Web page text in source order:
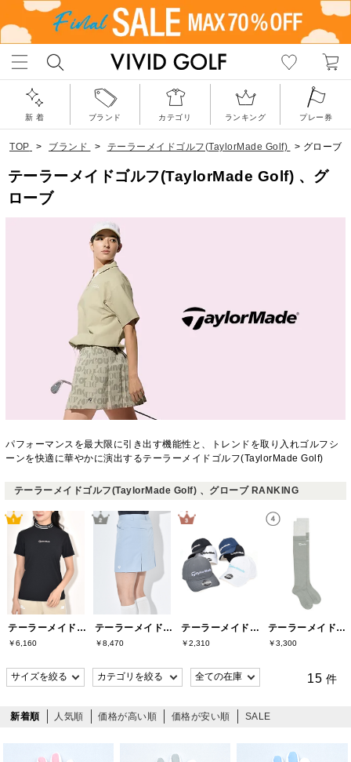
新 着 ブランド カテゴリ ランキング プレー券
TOP > ブランド > テーラーメイドゴルフ(TaylorMade Golf) > グローブ
テーラーメイドゴルフ(TaylorMade Golf) 、グ
ローブ
パフォーマンスを最大限に引き出す機能性と、トレンドを取り入れゴルフシ
ーンを快適に華やかに演出するテーラーメイドゴルフ(TaylorMade Golf)
テーラーメイドゴルフ(TaylorMade Golf) 、グローブ RANKING
テーラーメイドゴルフ(TaylorMade Golf)
￥6,160
テーラーメイドゴルフ(TaylorMade Golf)
￥8,470
テーラーメイドゴルフ(TaylorMade Golf)
￥2,310
テーラーメイドゴルフ(TaylorMade Golf)
￥3,300
15 件
新着順 人気順 価格が高い順 価格が安い順 SALE